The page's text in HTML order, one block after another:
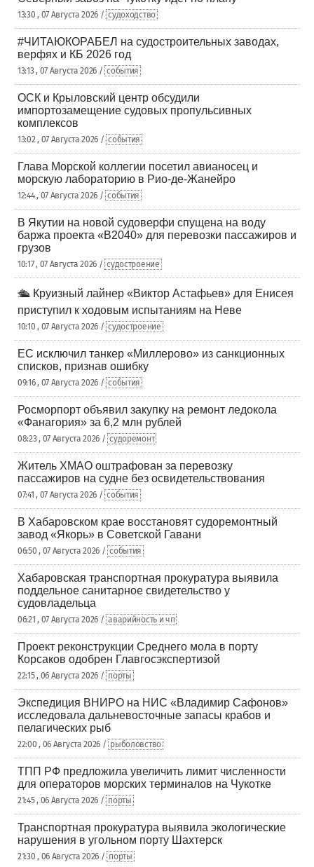
13:30 , 07 Августа 2026 / судоходство
#ЧИТАЮКОРАБЕЛ на судостроительных заводах,
верфях и КБ 2026 год
13:13 , 07 Августа 2026 / события
ОСК и Крыловский центр обсудили
импортозамещение судовых пропульсивных
комплексов
13:02 , 07 Августа 2026 / события
Глава Морской коллегии посетил авианосец и
морскую лабораторию в Рио-де-Жанейро
12:44 , 07 Августа 2026 / события
В Якутии на новой судоверфи спущена на воду
баржа проекта «В2040» для перевозки пассажиров и
грузов
10:17 , 07 Августа 2026 / судостроение
🛳️ Круизный лайнер «Виктор Астафьев» для Енисея
приступил к ходовым испытаниям на Неве
10:10 , 07 Августа 2026 / судостроение
ЕС исключил танкер «Миллерово» из санкционных
списков, признав ошибку
09:16 , 07 Августа 2026 / события
Росморпорт объявил закупку на ремонт ледокола
«Фанагория» за 6,2 млн рублей
08:23 , 07 Августа 2026 / судоремонт
Житель ХМАО оштрафован за перевозку
пассажиров на судне без освидетельствования
07:41 , 07 Августа 2026 / события
В Хабаровском крае восстановят судоремонтный
завод «Якорь» в Советской Гавани
06:50 , 07 Августа 2026 / события
Хабаровская транспортная прокуратура выявила
поддельное санитарное свидетельство у
судовладельца
06:21 , 07 Августа 2026 / аварийность и чп
Проект реконструкции Среднего мола в порту
Корсаков одобрен Главгосэкспертизой
22:15 , 06 Августа 2026 / порты
Экспедиция ВНИРО на НИС «Владимир Сафонов»
исследовала дальневосточные запасы крабов и
пелагических рыб
22:00 , 06 Августа 2026 / рыболовство
ТПП РФ предложила увеличить лимит численности
для операторов морских терминалов на Чукотке
21:45 , 06 Августа 2026 / порты
Транспортная прокуратура выявила экологические
нарушения в угольном порту Шахтерск
21:30 , 06 Августа 2026 / порты